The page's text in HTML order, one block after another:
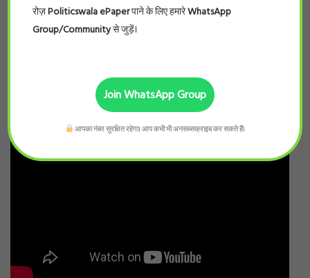
रोज़Politicswala ePaperपाने के लिए हमारेWhatsApp
Group/Communityसे जुड़ें।
Join WhatsApp Group
आपका नंबर सुरक्षित रहेगा। आप कभी भी अनसब्सक्राइब कर सकते हैं।